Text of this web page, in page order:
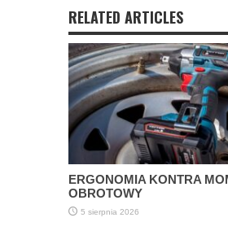
RELATED ARTICLES
ERGONOMIA KONTRA
OBROTOWY
5 sierpnia 2026